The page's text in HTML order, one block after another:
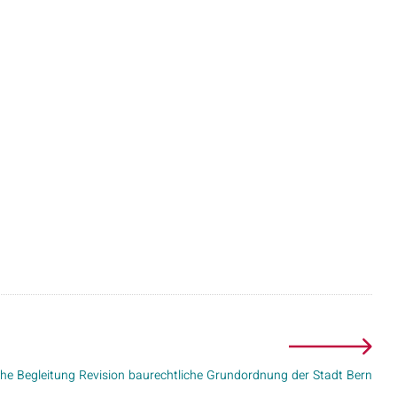
Begleitung Revision baurechtliche Grundordnung der Stadt Bern